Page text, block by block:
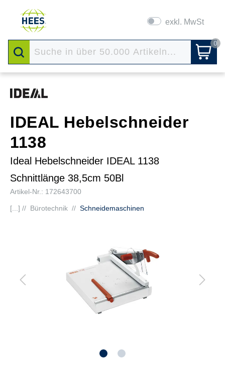
exkl. MwSt
0
IDEAL Hebelschneider
1138
Ideal Hebelschneider IDEAL 1138
Schnittlänge 38,5cm 50Bl
Artikel-Nr.: 172643700
[...] // Bürotechnik // Schneidemaschinen